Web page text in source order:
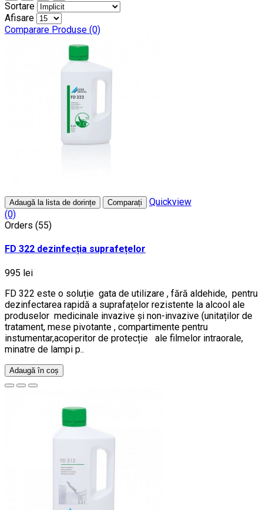
Sortare
Afisare
Comparare Produse (0)
Adaugă la lista de dorințe Comparați
Quickview
(0)
Orders (55)
FD 322 dezinfecția suprafețelor
995 lei
FD 322 este o soluție gata de utilizare , fără aldehide, pentru
dezinfectarea rapidă a suprafațelor rezistente la alcool ale
produselor medicinale invazive și non-invazive (unitaților de
tratament, mese pivotante , compartimente pentru
instumentar,acoperitor de protecție ale filmelor intraorale,
minatre de lampi p..
Adaugă în coș